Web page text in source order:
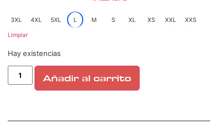
3XL 4XL 5XL L M S XL XS XXL XXS
Limpiar
Hay existencias
Añadir al carrito